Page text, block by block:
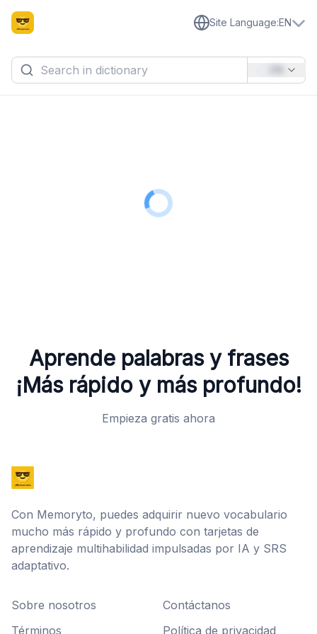
Site Language:EN
Aprende palabras y frases
¡Más rápido y más profundo!
Empieza gratis ahora
Con Memoryto, puedes adquirir nuevo vocabulario
mucho más rápido y profundo con tarjetas de
aprendizaje multihabilidad impulsadas por IA y SRS
adaptativo.
Sobre nosotros
Contáctanos
Términos
Política de privacidad